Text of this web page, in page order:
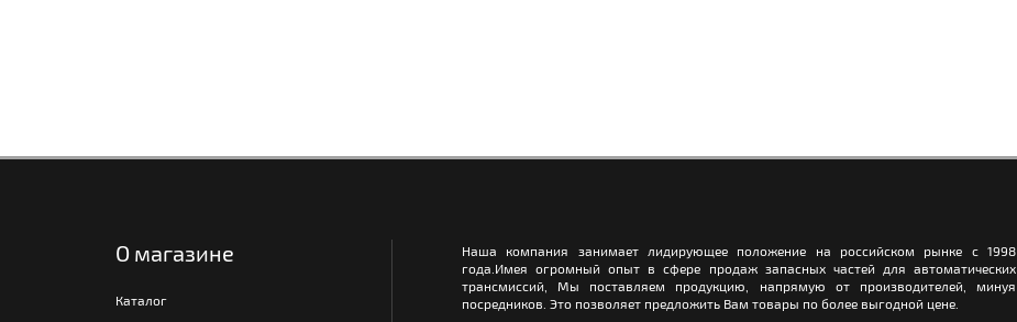
О магазине
Каталог
Наша компания занимает лидирующее положение на российском рынке с 1998
года.Имея огромный опыт в сфере продаж запасных частей для автоматических
трансмиссий, Мы поставляем продукцию, напрямую от производителей, минуя
посредников. Это позволяет предложить Вам товары по более выгодной цене.